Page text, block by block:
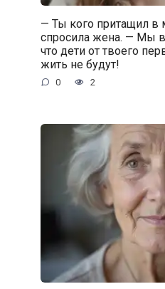
— Ты кого притащил
спросила жена. — Мы
что дети от твоего
жить не будут!
0 2